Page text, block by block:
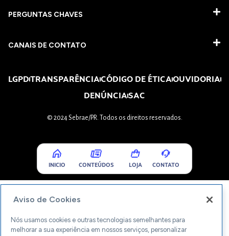
PERGUNTAS CHAVES​
CANAIS DE CONTATO
LGPDTRANSPARÊNCIACÓDIGO DE ÉTICAOUVIDORIA
DENÚNCIASAC
© 2024 Sebrae/PR. Todos os direitos reservados.
INICIO CONTEÚDOS LOJA CONTATO
Aviso de Cookies
Nós usamos cookies e outras tecnologias semelhantes para
melhorar a sua experiência em nossos serviços, personalizar